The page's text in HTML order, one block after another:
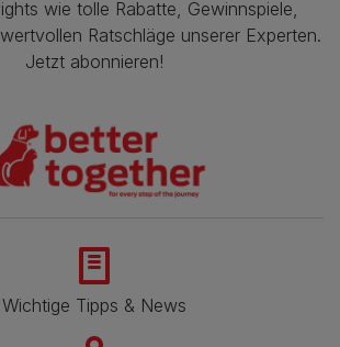
wie tolle Rabatte, Gewinnspiele,
Ratschläge unserer Experten.
Jetzt abonnieren!
Wichtige Tipps & News